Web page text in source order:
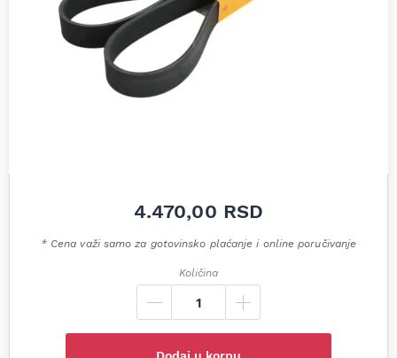
4.470,00 RSD
* Cena važi samo za gotovinsko plaćanje i online poručivanje
Količina